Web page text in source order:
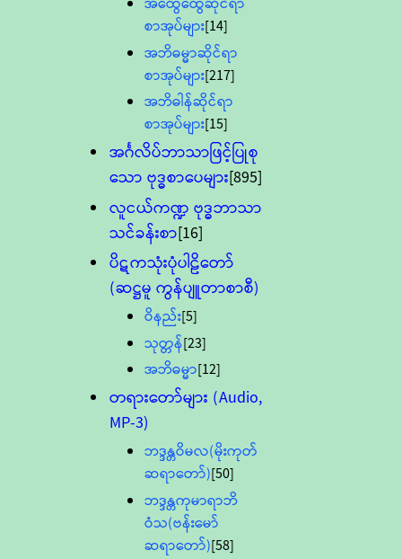
စာအုပ်များ[14]
အဘိဓမ္မာဆိုင်ရာ
စာအုပ်များ[217]
အဘိဓါန်ဆိုင်ရာ
စာအုပ်များ[15]
အင်္ဂလိပ်ဘာသာဖြင့်ပြုစု
သော ဗုဒ္ဓစာပေများ[895]
လူငယ်ကဏ္ဍ ဗုဒ္ဓဘာသာ
သင်ခန်းစာ[16]
ပိဋကသုံးပုံပါဠိတော်
(ဆဋ္ဌမူ ကွန်ပျူတာစာစီ)
ဝိနည်း[5]
သုတ္တန်[23]
အဘိဓမ္မာ[12]
တရားတော်များ (Audio,
MP-3)
ဘဒ္ဒန္တဝိမလ(မိုးကုတ်
ဆရာတော်)[50]
ဘဒ္ဒန္တကုမာရာဘိ
ဝံသ(ဗန်းမော်
ဆရာတော်)[58]